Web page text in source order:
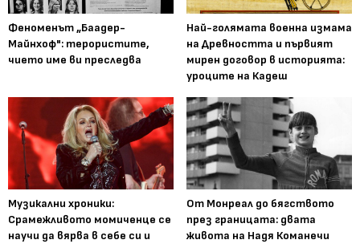
Феноменът „Баадер-
Майнхоф": терористите,
чието име ви преследва
Най-голямата военна измама
на Древността и първият
мирен договор в историята:
уроците на Кадеш
Музикални хроники:
Срамежливото момиченце се
научи да вярва в себе си и
От Монреал до бягството
през границата: двата
живота на Надя Команечи